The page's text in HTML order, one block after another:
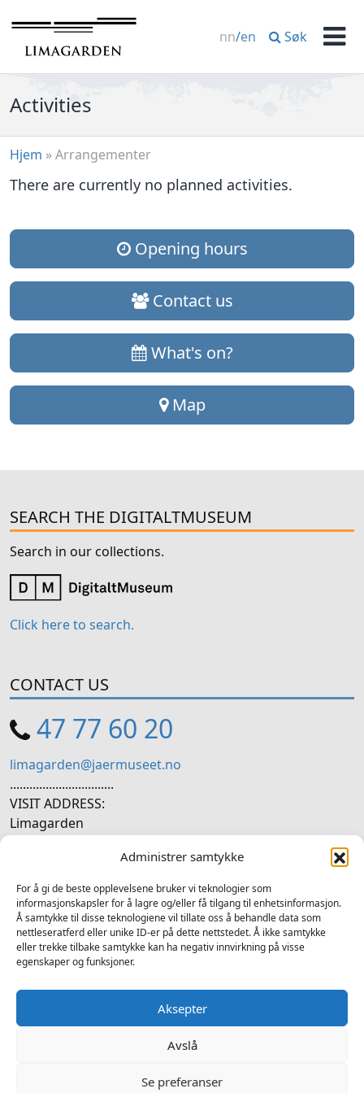
Administrer samtykke
For å gi de beste opplevelsene bruker vi teknologier som
informasjonskapsler for å lagre og/eller få tilgang til enhetsinformasjon.
Å samtykke til disse teknologiene vil tillate oss å behandle data som
nettleseratferd eller unike ID-er på dette nettstedet. Å ikke samtykke
eller trekke tilbake samtykke kan ha negativ innvirkning på visse
egenskaper og funksjoner.
Aksepter
Avslå
Se preferanser
to
content
nn/en Søk
Activities
Hjem »Arrangementer
There are currently no planned activities.
Opening hours
Contact us
What's on?
Map
SEARCH THE DIGITALTMUSEUM
Search in our collections.
Click here to search.
CONTACT US
47 77 60 20
limagarden@jaermuseet.no
................................
VISIT ADDRESS:
Limagarden
SOCIAL MEDIA
Follow us on social media
FacebookInstagram
Editor in chief Atle Fiskå - Design and development by
Computers-Privacy policy